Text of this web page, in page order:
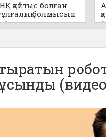
қайтыс болған
болмысын
(видео)
0 9